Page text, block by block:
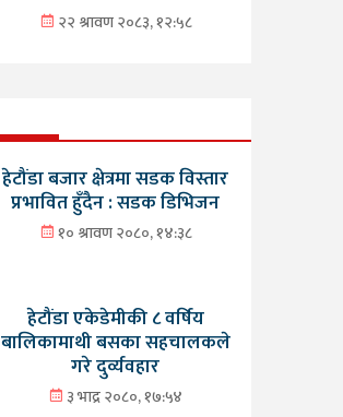
२२ श्रावण २०८३, १२:५८
हेटौंडा बजार क्षेत्रमा सडक विस्तार
प्रभावित हुँदैन : सडक डिभिजन
१० श्रावण २०८०, १४:३८
हेटौंडा एकेडेमीकी ८ वर्षिय
बालिकामाथी बसका सहचालकले
गरे दुर्व्यवहार
३ भाद्र २०८०, १७:५४